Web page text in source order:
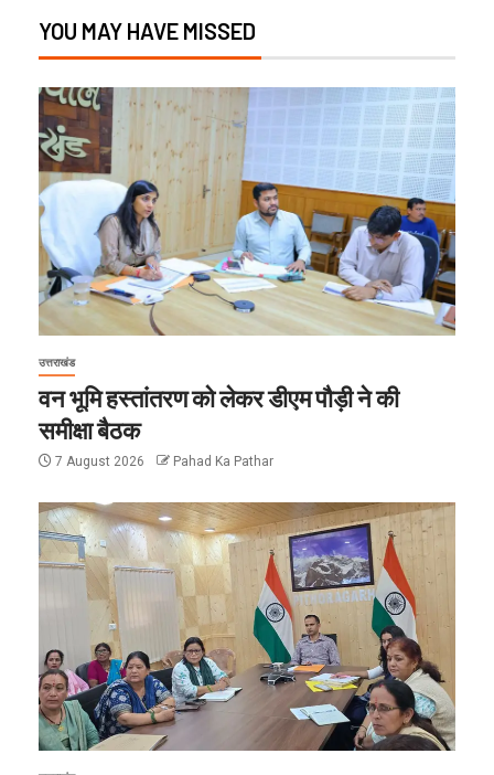
YOU MAY HAVE MISSED
उत्तराखंड
वन भूमि हस्तांतरण को लेकर डीएम पौड़ी ने की
समीक्षा बैठक
7 August 2026 Pahad Ka Pathar